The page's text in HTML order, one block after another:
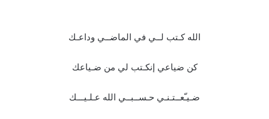
الله كـتب لــي في الماضــي وداعـك
كن ضياعي إنكـتب لي من ضـياعك
ضـيـّعــتـنـي حـســبــي الله عـلـيـــك